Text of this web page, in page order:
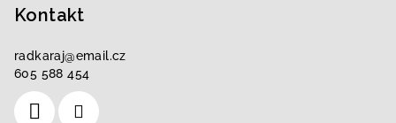
Kontakt
radkaraj@email.cz
605 588 454